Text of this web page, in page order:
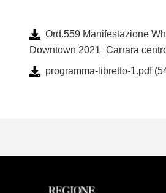
Ord.559 Manifestazione
Downtown 2021_Carrara
programma-libretto-1.pdf